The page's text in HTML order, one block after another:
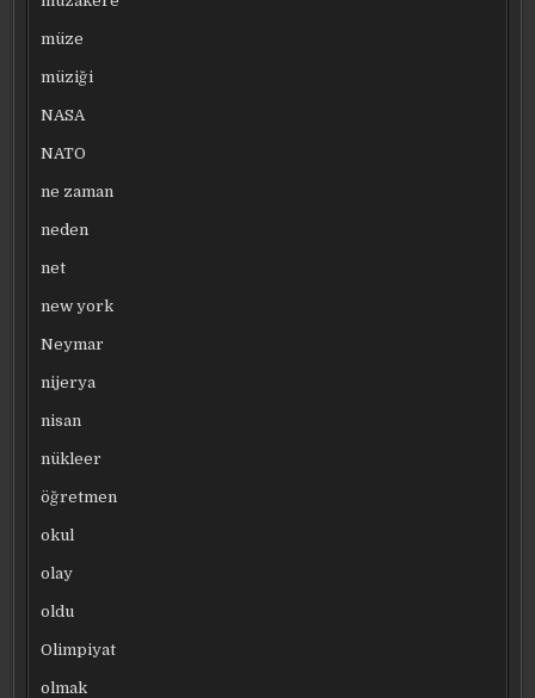
müze
müziği
NASA
NATO
ne zaman
neden
net
new york
Neymar
nijerya
nisan
nükleer
öğretmen
okul
olay
oldu
Olimpiyat
olmak